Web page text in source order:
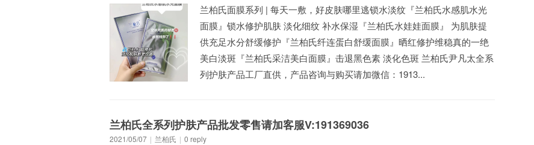
兰柏氏面膜系列 | 每天一敷，好皮肤哪里逃​ 锁水淡纹『兰柏氏水感肌水光
面膜』锁水修护肌肤 淡化细纹 补水保湿『兰柏氏水娃娃面膜』 为肌肤提
供充足水分 ​舒缓修护『兰柏氏纤连蛋白舒缓面膜』晒红修护维稳真的一绝
美白淡斑『兰柏氏采洁美白面膜』击退黑色素 淡化色斑 兰柏氏尹凡太全系
列护肤产品工厂直供，产品咨询与购买请加微信：1913...
兰柏氏全系列护肤产品批发零售请加客服V:191369036
2021/05/07 | 兰柏氏 | 0 reply